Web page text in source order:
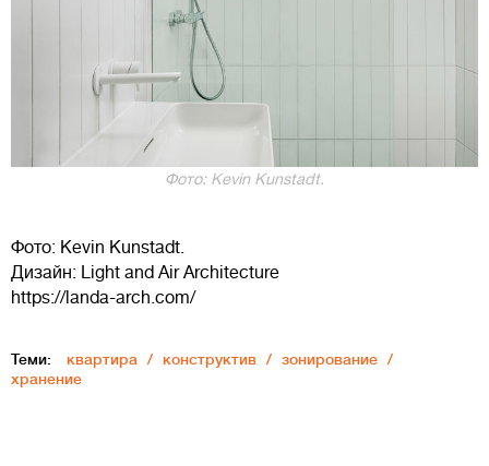
Фото: Kevin Kunstadt.
Фото: Kevin Kunstadt.
Дизайн: Light and Air Architecture
https://landa-arch.com/
Теми: квартира конструктив
зонирование
хранение